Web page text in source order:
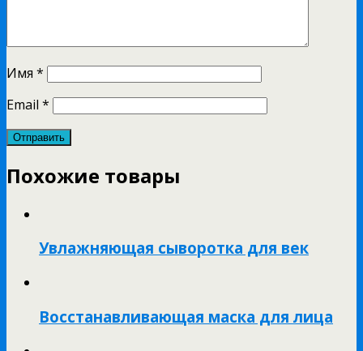
Имя *
Email *
Похожие товары
Увлажняющая сыворотка для век
Восстанавливающая маска для лица